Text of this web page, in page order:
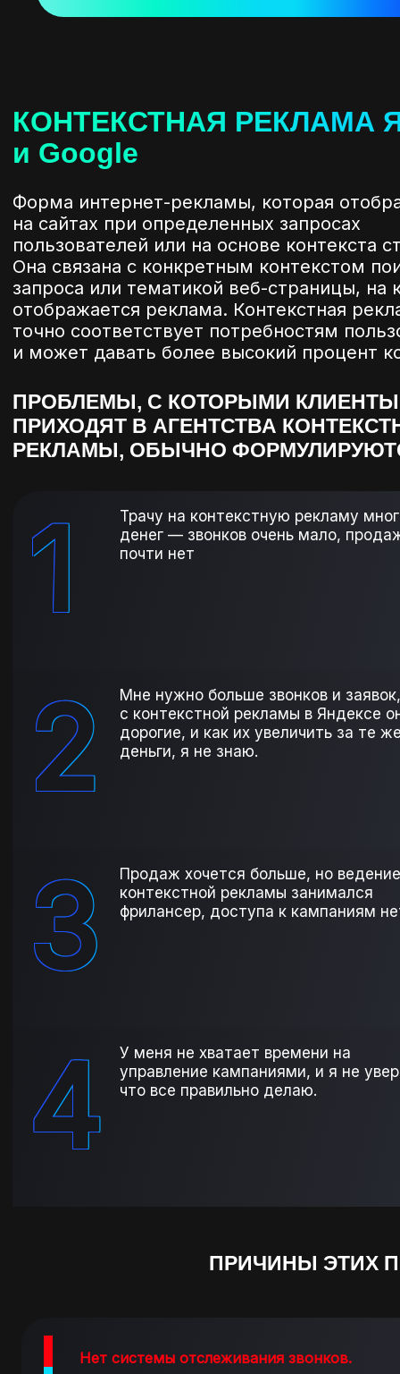
КОНТЕКСТНАЯ РЕКЛАМА
и Google
Форма интернет-рекламы, которая
на сайтах при определенных запросах
пользователей или на основе контекста
Она связана с конкретным контекстом
запроса или тематикой веб-страницы, на
отображается реклама. Контекстная
точно соответствует потребностям
и может давать более высокий процент
ПРОБЛЕМЫ, С КОТОРЫМИ КЛИЕНТЫ
ПРИХОДЯТ В АГЕНТСТВА
РЕКЛАМЫ, ОБЫЧНО
1
Трачу на контекстную рекламу
денег — звонков очень мало,
почти нет
2
Мне нужно больше звонков и
с контекстной рекламы в Яндексе
дорогие, и как их увеличить за те
деньги, я не знаю.
3
Продаж хочется больше, но
контекстной рекламы занимался
фрилансер, доступа к кампаниям
4
У меня не хватает времени на
управление кампаниями, и я не
что все правильно делаю.
ПРИЧИНЫ ЭТИХ
Нет системы отслеживания звонков.